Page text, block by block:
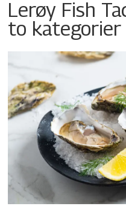
Lerøy Fish
to kategorier